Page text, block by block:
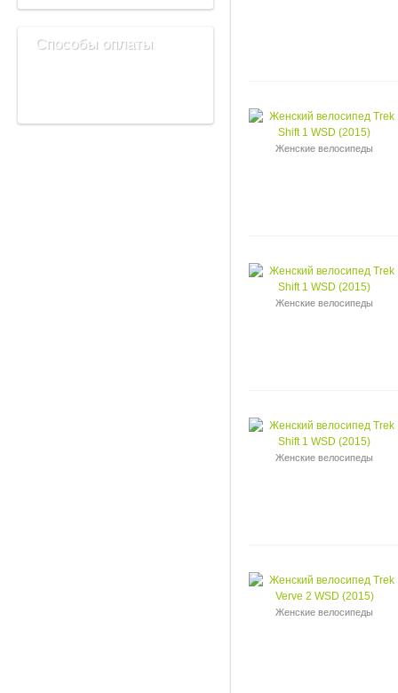
Способы оплаты
Женские велосипеды
Женские велосипеды
Женские велосипеды
Женские велосипеды